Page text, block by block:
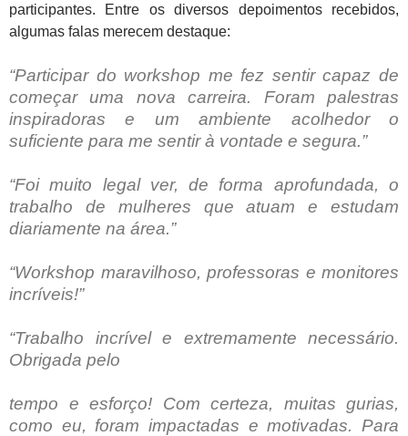
participantes. Entre os diversos depoimentos recebidos,
algumas falas merecem destaque:
“Participar do workshop me fez sentir capaz de
começar uma nova carreira. Foram palestras
inspiradoras e um ambiente acolhedor o
suficiente para me sentir à vontade e segura.”
“Foi muito legal ver, de forma aprofundada, o
trabalho de mulheres que atuam e estudam
diariamente na área.”
“Workshop maravilhoso, professoras e monitores
incríveis!”
“Trabalho incrível e extremamente necessário.
Obrigada pelo
tempo e esforço! Com certeza, muitas gurias,
como eu, foram impactadas e motivadas. Para